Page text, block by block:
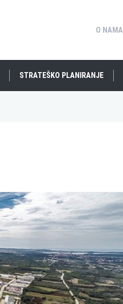
O NAMA
STRATEŠKO PLANIRANJE